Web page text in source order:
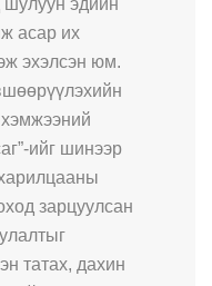
шулуун эдийн
асар их
эхэлсэн юм.
ийг шинээр
зарцуулсан
татах, дахин